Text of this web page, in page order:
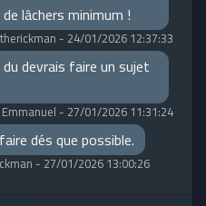
lâchers minimum !
therickman - 24/01/2026 12:37:33
devrais faire un sujet
Emmanuel - 27/01/2026 11:31:24
dés que possible.
- 27/01/2026 13:00:26